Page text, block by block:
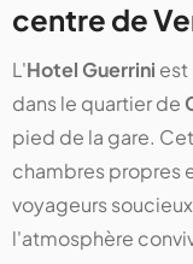
centre de
L'Hotel Guerrini est
dans le quartier de
pied de la gare.
chambres propres
voyageurs
l'atmosphère